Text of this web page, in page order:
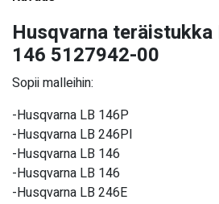
Husqvarna teräistukka
146 5127942-00
Sopii malleihin:
-Husqvarna LB 146P
-Husqvarna LB 246PI
-Husqvarna LB 146
-Husqvarna LB 146
-Husqvarna LB 246E